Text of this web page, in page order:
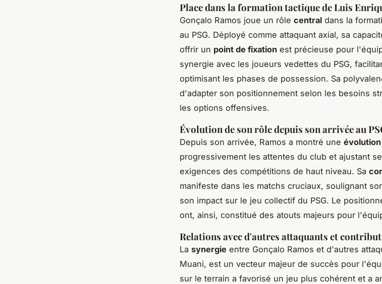
Place dans la formation tactique de Luis
Gonçalo Ramos joue un rôle central dans la
au PSG. Déployé comme attaquant axial, sa
offrir un point de fixation est précieuse pour
synergie avec les joueurs vedettes du PSG,
optimisant les phases de possession. Sa
d'adapter son positionnement selon les besoins
les options offensives.
Évolution de son rôle depuis son arrivée au
Depuis son arrivée, Ramos a montré une évolution
progressivement les attentes du club et ajustant
exigences des compétitions de haut niveau. Sa
manifeste dans les matchs cruciaux, soulignant
son impact sur le jeu collectif du PSG. Le
ont, ainsi, constitué des atouts majeurs pour
Relations avec d'autres attaquants et
La synergie entre Gonçalo Ramos et d'autres
Muani, est un vecteur majeur de succès pour
sur le terrain a favorisé un jeu plus cohérent et a